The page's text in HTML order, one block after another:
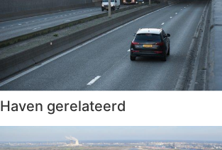
Haven gerelateerd